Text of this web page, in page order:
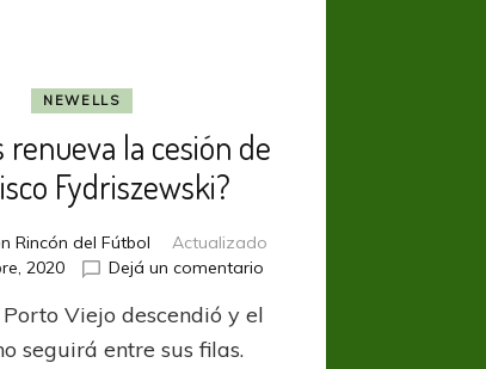
NEWELLS
renueva la cesión de
Fydriszewski?
Rincón del Fútbol
Actualizado
2020 Dejá un comentario
Viejo descendió y el
seguirá entre sus filas.